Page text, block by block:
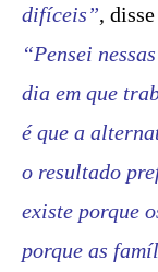
difíceis”,
“Pensei
dia em que
é que a
o resultado
existe porque
porque as